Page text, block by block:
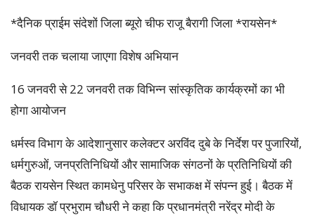
*दैनिक प्राईम संदेशों जिला ब्यूरो चीफ राजू बैरागी जिला *रायसेन*
जनवरी तक चलाया जाएगा विशेष अभियान
16 जनवरी से 22 जनवरी तक विभिन्न सांस्कृतिक कार्यक्रमों का भी
होगा आयोजन
धर्मस्व विभाग के आदेशानुसार कलेक्टर अरविंद दुबे के निर्देश पर पुजारियों,
धर्मगुरुओं, जनप्रतिनिधियों और सामाजिक संगठनों के प्रतिनिधियों की
बैठक रायसेन स्थित कामधेनु परिसर के सभाकक्ष में संपन्न हुई। बैठक में
विधायक डॉ प्रभुराम चौधरी ने कहा कि प्रधानमंत्री नरेंद्र मोदी के